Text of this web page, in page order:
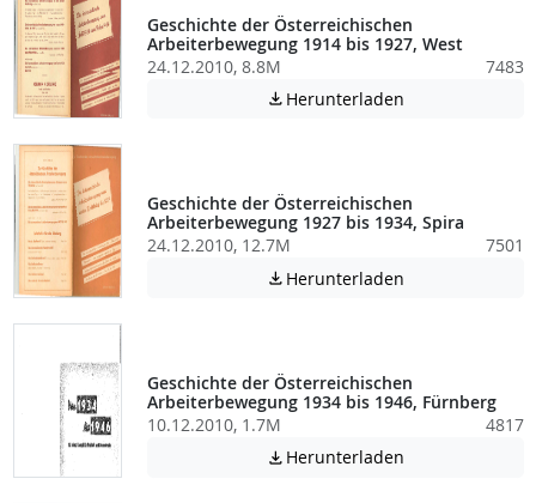
Geschichte der Österreichischen
Arbeiterbewegung 1914 bis 1927, West
24.12.2010, 8.8M
7483
 Herunterladen
Geschichte der Österreichischen
Arbeiterbewegung 1927 bis 1934, Spira
24.12.2010, 12.7M
7501
 Herunterladen
Geschichte der Österreichischen
Arbeiterbewegung 1934 bis 1946, Fürnberg
10.12.2010, 1.7M
4817
 Herunterladen